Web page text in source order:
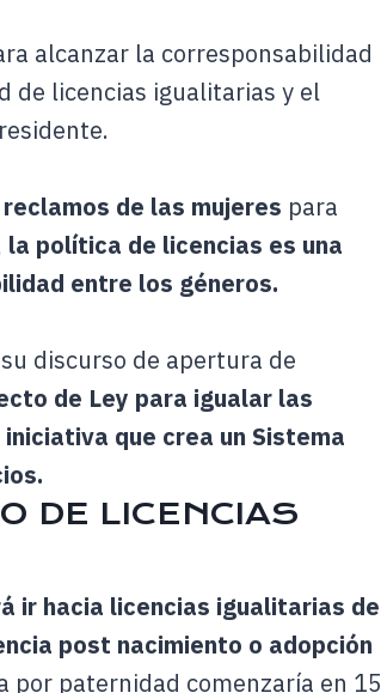
alcanzar la corresponsabilidad
de licencias igualitarias y el
de las mujeres para
la política de licencias es una
entre los géneros.
discurso de apertura de
de Ley para igualar las
que crea un Sistema
DE LICENCIAS
ir hacia licencias igualitarias de
post nacimiento o adopción
por paternidad comenzaría en 15